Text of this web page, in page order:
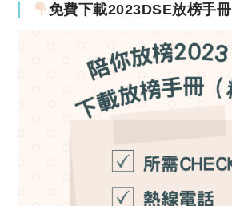
免費下載2023DSE放榜手冊